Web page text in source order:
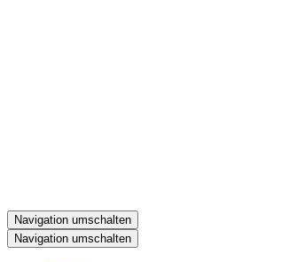
Navigation umschalten
Navigation umschalten